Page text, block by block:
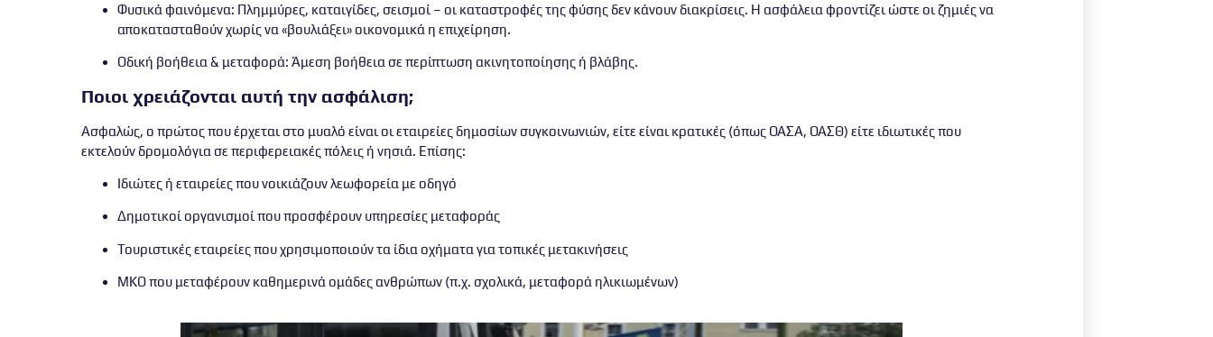
Φυσικά φαινόμενα: Πλημμύρες, καταιγίδες, σεισμοί – οι καταστροφές της φύσης δεν κάνουν διακρίσεις. Η ασφάλεια φροντίζει ώστε οι ζημιές να
αποκατασταθούν χωρίς να «βουλιάξει» οικονομικά η επιχείρηση.
Οδική βοήθεια & μεταφορά: Άμεση βοήθεια σε περίπτωση ακινητοποίησης ή βλάβης.
Ποιοι χρειάζονται αυτή την ασφάλιση;
Ασφαλώς, ο πρώτος που έρχεται στο μυαλό είναι οι εταιρείες δημοσίων συγκοινωνιών, είτε είναι κρατικές (όπως ΟΑΣΑ, ΟΑΣΘ) είτε ιδιωτικές που
εκτελούν δρομολόγια σε περιφερειακές πόλεις ή νησιά. Επίσης:
Ιδιώτες ή εταιρείες που νοικιάζουν λεωφορεία με οδηγό
Δημοτικοί οργανισμοί που προσφέρουν υπηρεσίες μεταφοράς
Τουριστικές εταιρείες που χρησιμοποιούν τα ίδια οχήματα για τοπικές μετακινήσεις
ΜΚΟ που μεταφέρουν καθημερινά ομάδες ανθρώπων (π.χ. σχολικά, μεταφορά ηλικιωμένων)